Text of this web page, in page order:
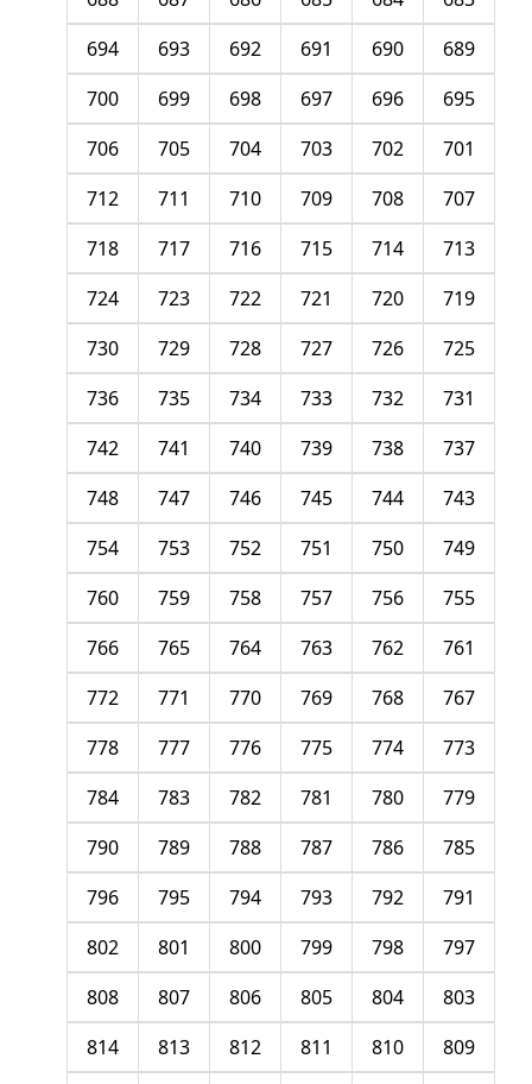
689
690
691
692
693
694
695
696
697
698
699
700
701
702
703
704
705
706
707
708
709
710
711
712
713
714
715
716
717
718
719
720
721
722
723
724
725
726
727
728
729
730
731
732
733
734
735
736
737
738
739
740
741
742
743
744
745
746
747
748
749
750
751
752
753
754
755
756
757
758
759
760
761
762
763
764
765
766
767
768
769
770
771
772
773
774
775
776
777
778
779
780
781
782
783
784
785
786
787
788
789
790
791
792
793
794
795
796
797
798
799
800
801
802
803
804
805
806
807
808
809
810
811
812
813
814